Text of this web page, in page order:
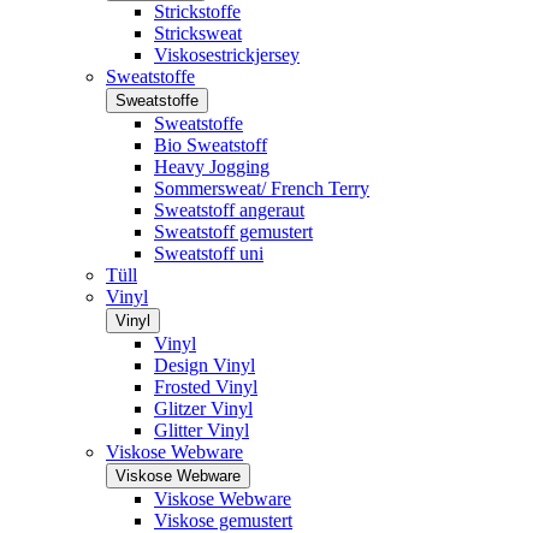
Strickstoffe
Stricksweat
Viskosestrickjersey
Sweatstoffe
Sweatstoffe
Sweatstoffe
Bio Sweatstoff
Heavy Jogging
Sommersweat/ French Terry
Sweatstoff angeraut
Sweatstoff gemustert
Sweatstoff uni
Tüll
Vinyl
Vinyl
Vinyl
Design Vinyl
Frosted Vinyl
Glitzer Vinyl
Glitter Vinyl
Viskose Webware
Viskose Webware
Viskose Webware
Viskose gemustert